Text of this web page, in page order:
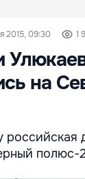
2015, 09:30 1
на
полюс-